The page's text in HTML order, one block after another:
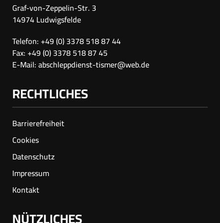
Graf-von-Zeppelin-Str. 3
14974 Ludwigsfelde
Telefon: +49 (0) 3378 518 87 44
Fax: +49 (0) 3378 518 87 45
E-Mail:abschleppdienst-tismer@web.de
RECHTLICHES
Barrierefreiheit
Cookies
Datenschutz
Impressum
Kontakt